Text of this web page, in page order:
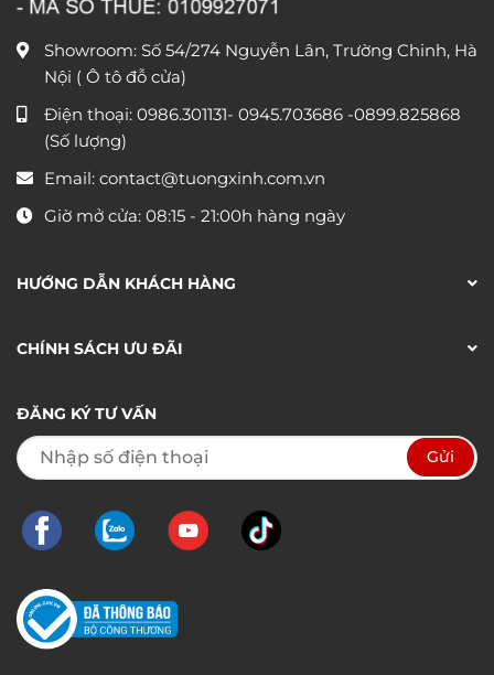
Showroom: Số 54/274 Nguyễn Lân, Trường Chinh, Hà
Nội ( Ô tô đỗ cửa)
Điện thoại: 0986.301131- 0945.703686 -0899.825868
(Số lượng)
Email: contact@tuongxinh.com.vn
Giờ mở cửa: 08:15 - 21:00h hàng ngày
HƯỚNG DẪN KHÁCH HÀNG
CHÍNH SÁCH ƯU ĐÃI
ĐĂNG KÝ TƯ VẤN